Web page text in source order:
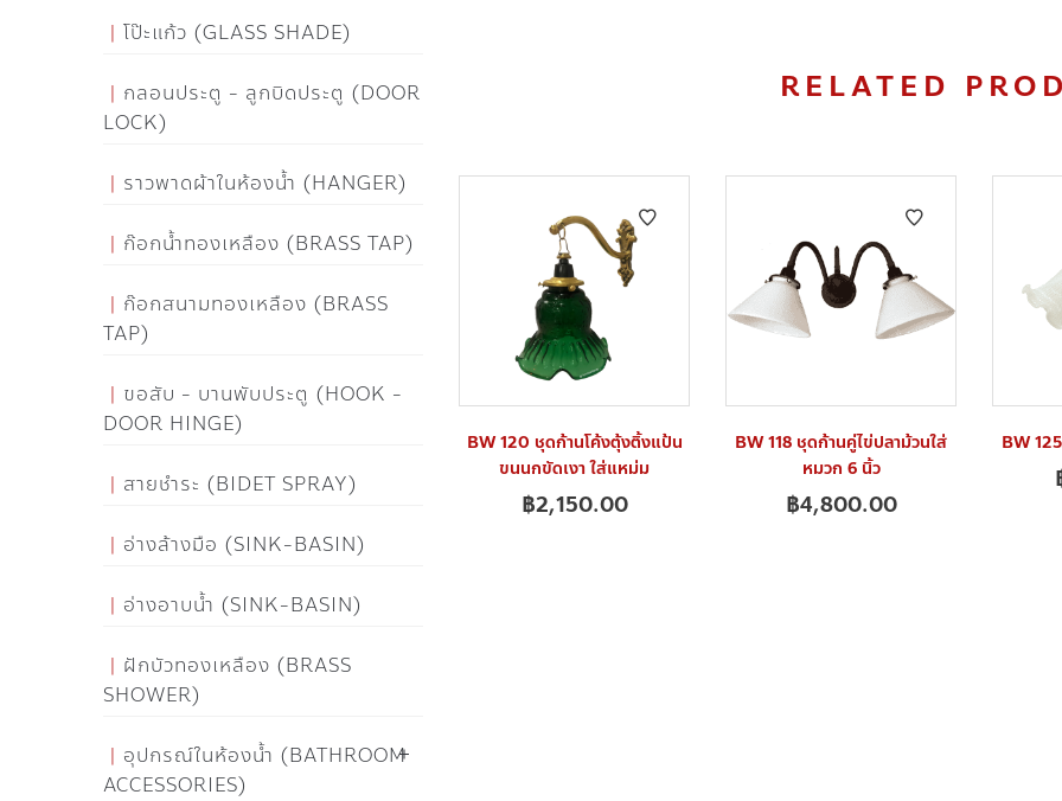
RELATED
BW 120 ชุดก้านโค้งตุ้งติ้งแป้น
ขนนกขัดเงา ใส่แหม่ม
฿2,150.00
BW 118 ชุดก้านคู่ไข่ปลาม้วนใส่
หมวก 6 นิ้ว
฿4,800.00
BW
โป๊ะแก้ว (GLASS SHADE)
กลอนประตู - ลูกบิดประตู (DOOR
LOCK)
ราวพาดผ้าในห้องน้ำ (HANGER)
ก๊อกน้ำทองเหลือง (BRASS TAP)
ก๊อกสนามทองเหลือง (BRASS
TAP)
ขอสับ - บานพับประตู (HOOK -
DOOR HINGE)
สายชำระ (BIDET SPRAY)
อ่างล้างมือ (SINK-BASIN)
อ่างอาบน้ำ (SINK-BASIN)
ฝักบัวทองเหลือง (BRASS
SHOWER)
อุปกรณ์ในห้องน้ำ (BATHROOM
ACCESSORIES)